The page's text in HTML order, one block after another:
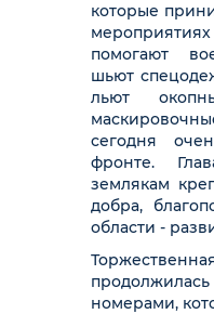
которые
помогают
шьют
льют
сегодня
фронте.
землякам
добра,
области -
номерами,